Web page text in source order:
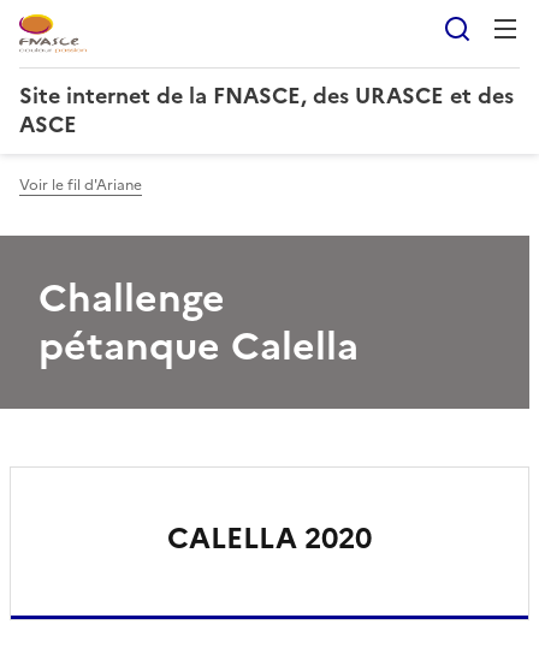
Site internet de la FNASCE, des URASCE et des
ASCE
Voir le fil d'Ariane
Challenge
pétanque Calella
CALELLA 2020